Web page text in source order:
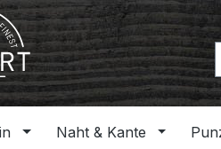
springen
Naht & Kante